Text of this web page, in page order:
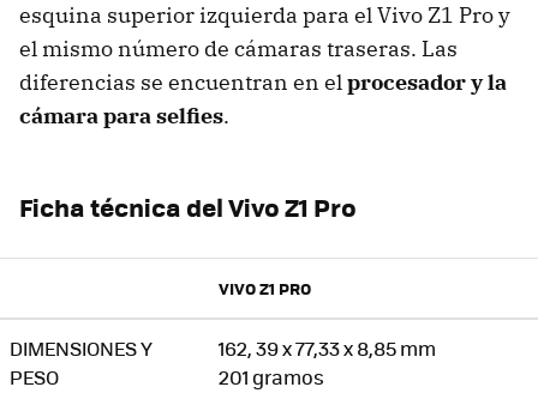
esquina superior izquierda para el Vivo Z1 Pro y
el mismo número de cámaras traseras. Las
diferencias se encuentran en elprocesador y la
cámara para selfies.
Ficha técnica del Vivo Z1 Pro
VIVO Z1 PRO
DIMENSIONES Y
PESO
162, 39 x 77,33 x 8,85 mm
201 gramos